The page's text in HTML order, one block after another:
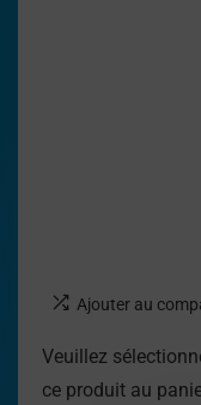
Ajouter au
Veuillez
ce produit au